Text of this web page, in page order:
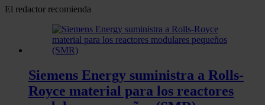
El redactor recomienda
Siemens Energy suministra a Rolls-
Royce material para los reactores